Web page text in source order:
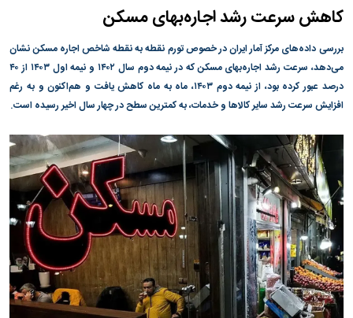
کاهش سرعت رشد اجاره‌بهای مسکن
بررسی داده‌های مرکز آمار ایران در خصوص تورم نقطه به نقطه شاخص اجاره مسکن نشان
می‌دهد، سرعت رشد اجاره‌بهای مسکن که در نیمه دوم سال ۱۴۰۲ و نیمه اول ۱۴۰۳ از ۴۰
درصد عبور کرده بود، از نیمه دوم ۱۴۰۳، ماه به ماه کاهش یافت و هم‌اکنون و به رغم
افزایش سرعت رشد سایر کالا‌ها و خدمات، به کمترین سطح در چهار سال اخیر رسیده است.